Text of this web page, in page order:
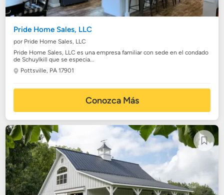
Pride Home Sales, LLC
por Pride Home Sales, LLC
Pride Home Sales, LLC es una empresa familiar con sede en el condado
de Schuylkill que se especia...
Pottsville, PA 17901
Conozca Más